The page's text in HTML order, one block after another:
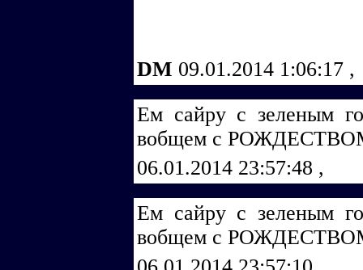
DM 09.01.2014 1:06:17 ,
Ем сайру с зеленым
вобщем с
06.01.2014 23:57:48 ,
Ем сайру с зеленым
вобщем с